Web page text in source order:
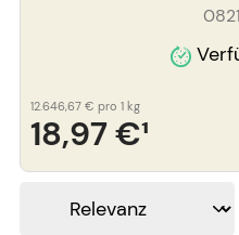
18,97 €¹
12.646,67 € pro 1 kg